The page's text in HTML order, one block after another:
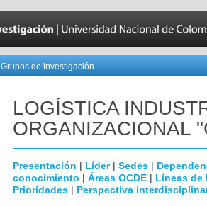
Grupos de investigación
LOGÍSTICA
ORGANIZACIONAL
Presentación | Líder| Sedes |
conocimiento | Áreas OCDE | Líneas de
Prioridades | Perspectiva